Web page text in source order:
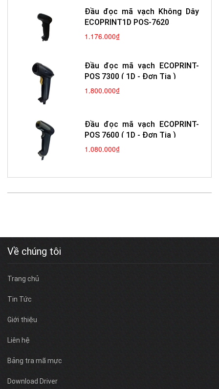
Đầu đọc mã vạch Không Dây
ECOPRINT1D POS-7620
1.176.000₫
Đầu đọc mã vạch ECOPRINT-
POS 7300 ( 1D - Đơn Tia )
1.800.000₫
Đầu đọc mã vạch ECOPRINT-
POS 7600 ( 1D - Đơn Tia )
1.080.000₫
Về chúng tôi
Trang chủ
Tin Tức
Giới thiệu
Liên hệ
Bảng tra mã mực
Download Driver